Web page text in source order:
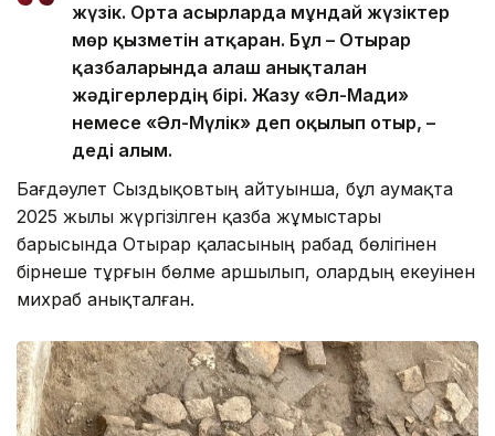
жүзік. Орта ғасырларда мұндай жүзіктер
мөр қызметін атқарған. Бұл – Отырар
қазбаларында алғаш анықталған
жәдігерлердің бірі. Жазу «Әл-Мағди»
немесе «Әл-Мүлік» деп оқылып отыр, –
деді ғалым.
Бағдәулет Сыздықовтың айтуынша, бұл аумақта
2025 жылы жүргізілген қазба жұмыстары
барысында Отырар қаласының рабад бөлігінен
бірнеше тұрғын бөлме аршылып, олардың екеуінен
михраб анықталған.